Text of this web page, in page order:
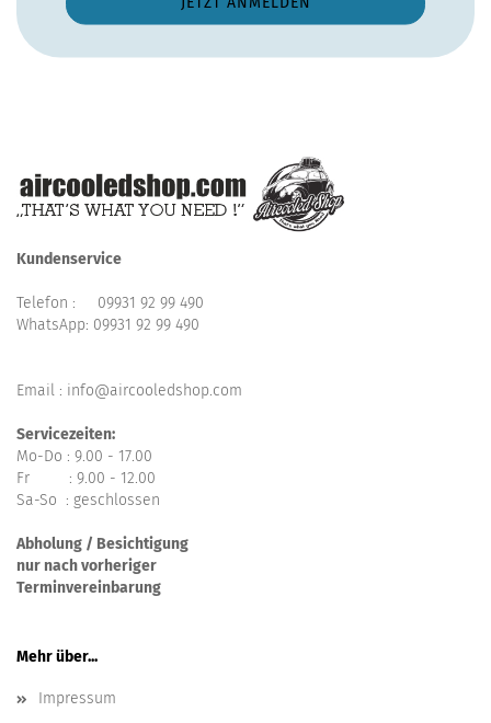
Kundenservice
Telefon : 09931 92 99 490
WhatsApp: 09931 92 99 490
Email : info@aircooledshop.com
Servicezeiten:
Mo-Do : 9.00 - 17.00
Fr : 9.00 - 12.00
Sa-So : geschlossen
Abholung / Besichtigung
nur nach vorheriger
Terminvereinbarung
Mehr über...
Impressum